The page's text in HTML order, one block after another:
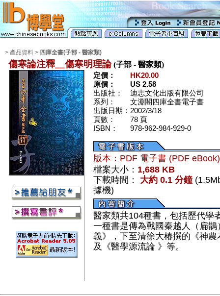
> 產品資料 > 四庫全書(子部 - 醫家類)
傷寒論注釋__傷寒明理論 (子部 - 醫家類)
定價：
HK20.00
原價：
US 2.58
出版社：
迪志文化出版有限公司
系列：
文淵閣四庫全書電子書
出版日期： 2002/3/18
頁數：
78 頁
ISBN：
978-962-984-929-0
版本：PDF 電子書 (PDF
檔案大小： 1,688 KB
下載時間：
大約 0.1 分鐘
據機)
醫家類共104種書，包括歷代學
一種書是傳為戰國秦越人（扁
義》，下至清徐大椿撰的《神
及《醫學源流論 》等。